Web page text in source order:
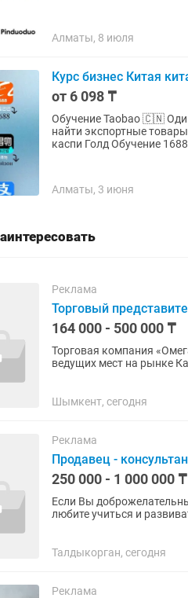
Алматы, 8 июля
Курс бизнес Китая
от 6 098 ₸
Обучение Taobao 🇨🇳 Один из крупных интернет магазинов. Выгодно покупать по шт. Можно
найти экспортные
каспи Голд Обучение
Алматы, 3 июня
Реклама
Торговый
164 000 - 500 000 ₸
Торговая компания
ведущих мест на рынке
Шымкент, сегодня
Реклама
Продавец -
250 000 - 1 000 000 ₸
Если Вы
любите учиться и
Талдыкорган, сегодня
Реклама